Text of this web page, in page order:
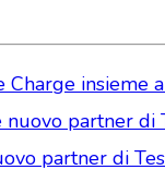
Charge insieme
nuovo partner di
partner di